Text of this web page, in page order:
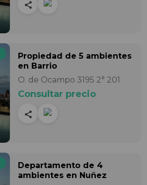
Propiedad de 5 ambientes
en Barrio
O. de Ocampo 3195 2° 201
Consultar precio
Departamento de 4
ambientes en Nuñez